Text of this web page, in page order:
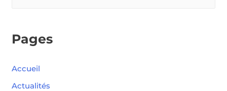
Pages
Accueil
Actualités